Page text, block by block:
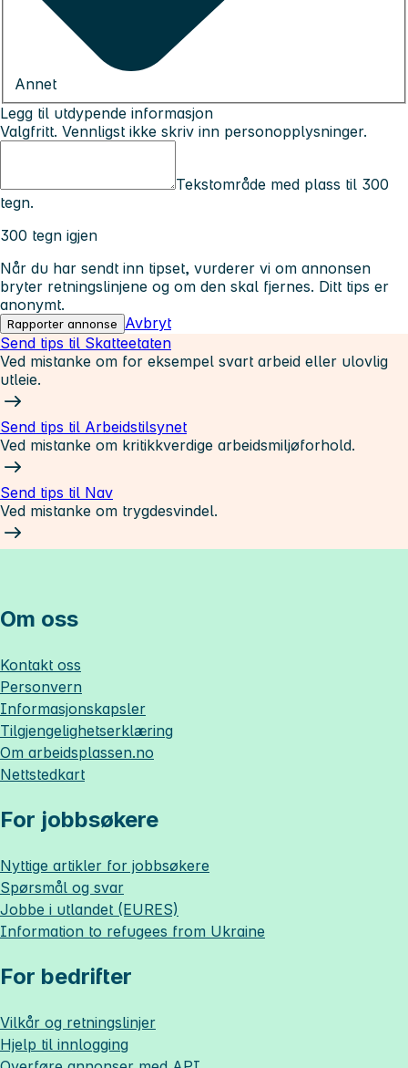
Annet
Legg til utdypende informasjon
Valgfritt. Vennligst ikke skriv inn personopplysninger.
Tekstområde med plass til 300
tegn.
300 tegn igjen
Når du har sendt inn tipset, vurderer vi om annonsen
bryter retningslinjene og om den skal fjernes. Ditt tips er
anonymt.
Rapporter annonse
Avbryt
Send tips til Skatteetaten
Ved mistanke om for eksempel svart arbeid eller ulovlig
utleie.
Send tips til Arbeidstilsynet
Ved mistanke om kritikkverdige arbeidsmiljøforhold.
Send tips til Nav
Ved mistanke om trygdesvindel.
Om oss
Kontakt oss
Personvern
Informasjonskapsler
Tilgjengelighetserklæring
Om arbeidsplassen.no
Nettstedkart
For jobbsøkere
Nyttige artikler for jobbsøkere
Spørsmål og svar
Jobbe i utlandet (EURES)
Information to refugees from Ukraine
For bedrifter
Vilkår og retningslinjer
Hjelp til innlogging